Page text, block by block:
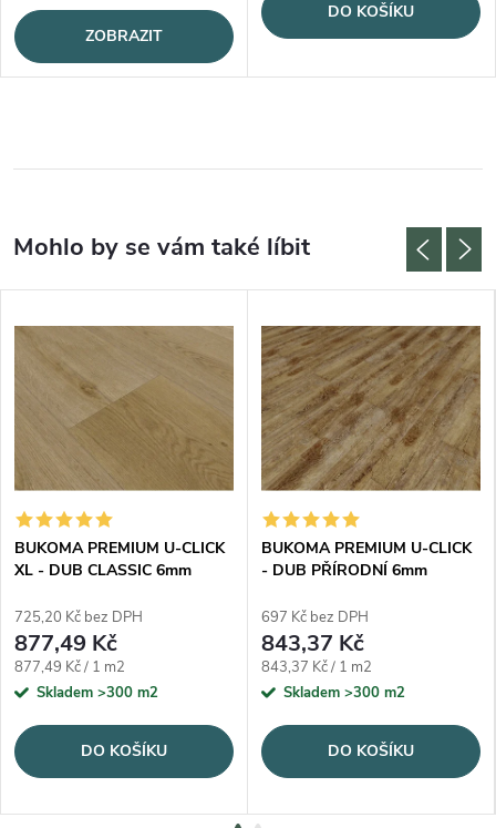
ZOBRAZIT
DO KOŠÍKU
BUKOMA PREMIUM U-CLICK
XL - DUB CLASSIC 6mm
725,20 Kč bez DPH
877,49 Kč
Měrná cena:
877,49 Kč / 1 m2
Skladem >300 m2
DO KOŠÍKU
BUKOMA PREMIUM U-CLICK
- DUB PŘÍRODNÍ 6mm
697 Kč bez DPH
843,37 Kč
Měrná cena:
843,37 Kč / 1 m2
Skladem >300 m2
DO KOŠÍKU